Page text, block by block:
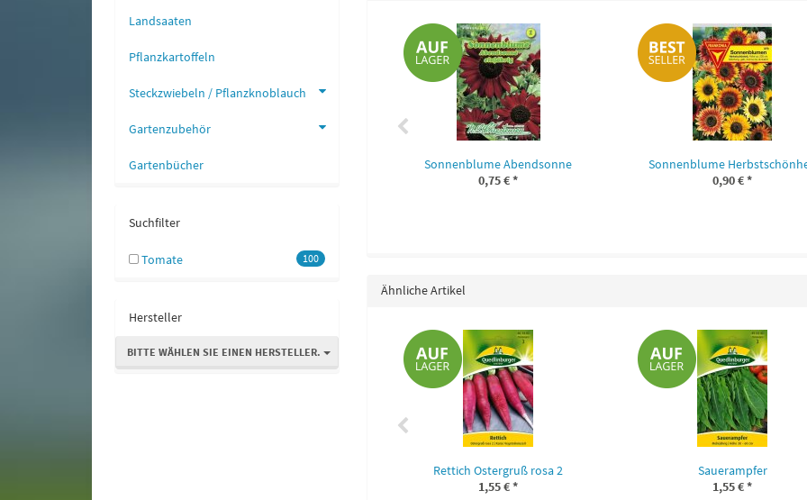
Sonnenblume Abendsonne
0,75 €*
Sonnenblume
0,90 €*
Ähnliche Artikel
Pfefferminze
1,55 €*
Rettich Ostergruß rosa 2
1,55 €*
Sauerampfer
1,55 €*
Landsaaten
Pflanzkartoffeln
Steckzwiebeln / Pflanzknoblauch
Gartenzubehör
Gartenbücher
Suchfilter
100
Tomate
Hersteller
BITTE WÄHLEN SIE EINEN HERSTELLER.